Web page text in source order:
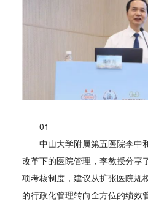
01
中山大学附属第五医院李中
改革下的医院管理，李教授分享
项考核制度，建议从扩张医院规
的行政化管理转向全方位的绩效